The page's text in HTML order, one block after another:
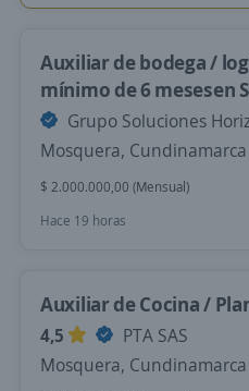
Auxiliar de bodega /
mínimo de 6 mesesen
Grupo Soluciones
Mosquera, Cundinamarca
$ 2.000.000,00 (Mensual)
Hace 19 horas
Auxiliar de Cocina /
4,5
PTA SAS
Mosquera, Cundinamarca